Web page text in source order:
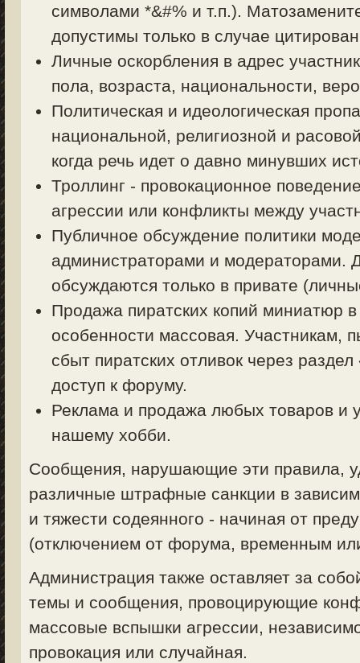
символами *&#% и т.п.).
допустимы только в случае
Личные оскорбления в адрес
пола, возраста, национальности,
Политическая и идеологическая
национальной, религиозной и
когда речь идет о давно минувших
Троллинг - провокационное
агрессии или конфликты между
Публичное обсуждение политики
администраторами и модераторами.
обсуждаются только в привате
Продажа пиратских копий миниатюр
особенности массовая. Участникам,
сбыт пиратских отливок через
доступ к форуму.
Реклама и продажа любых товаров и
нашему хобби.
Сообщения, нарушающие эти правила,
различные штрафные санкции в
и тяжести содеянного - начиная от
(отключением от форума, временным
Администрация также оставляет за
темы и сообщения, провоцирующие
массовые вспышки агрессии,
провокация или случайная.